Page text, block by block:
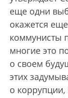
еще одни
окажется
коммунисты
многие это
о своем
этих
о